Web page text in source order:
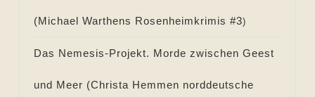
(Michael Warthens Rosenheimkrimis #3)
Das Nemesis-Projekt. Morde zwischen Geest
und Meer (Christa Hemmen norddeutsche